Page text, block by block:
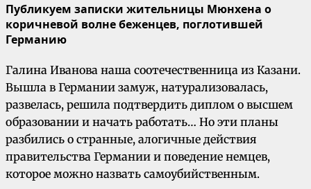
Публикуем записки жительницы Мюнхена о
коричневой волне беженцев, поглотившей
Германию
Галина Иванова наша соотечественница из Казани.
Вышла в Германии замуж, натурализовалась,
развелась, решила подтвердить диплом о высшем
образовании и начать работать… Но эти планы
разбились о странные, алогичные действия
правительства Германии и поведение немцев,
которое можно назвать самоубийственным.